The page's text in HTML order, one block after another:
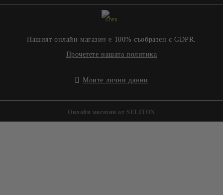
GDPR
Нашият онлайн магазин е 100% съобразен с GDPR.
Прочетете нашата политика
Моите лични данни
Онлайн магазин от SELITON